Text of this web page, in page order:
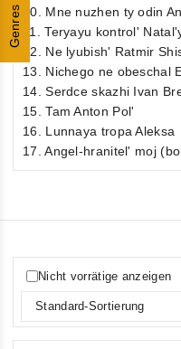
Genres
10. Mne nuzhen ty odin
11. Teryayu kontrol'
12. Ne lyubish' Ratmir
13. Nichego ne obeschal
14. Serdce skazhi Ivan
15. Tam Anton Pol'
16. Lunnaya tropa Aleksa
17. Angel-hranitel' moj
Nicht vorrätige anzeigen